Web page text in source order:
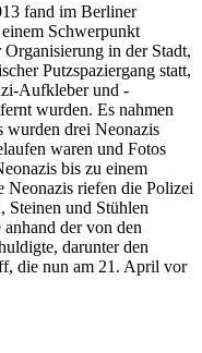
fand im Berliner
Schwerpunkt
Organisierung in der Stadt,
Putzspaziergang statt,
Aufkleber und -
wurden. Es nahmen
wurden drei Neonazis
waren und Fotos
bis zu einem
Neonazis riefen die Polizei
Steinen und Stühlen
der von den
darunter den
die nun am 21. April vor